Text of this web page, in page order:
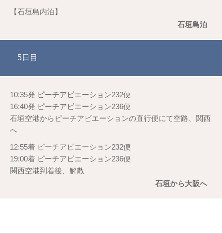
【石垣島内泊】
石垣島泊
5日目
10:35発 ピーチアビエーション232便
16:40発 ピーチアビエーション236便
石垣空港からピーチアビエーションの直行便にて空路、関西
へ
12:55着 ピーチアビエーション232便
19:00着 ピーチアビエーション236便
関西空港到着後、解散
石垣から大阪へ